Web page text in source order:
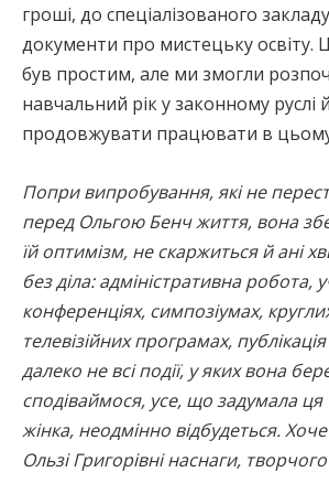
гроші, до спеціалізованого
документи про мистецьку освіту.
був простим, але ми змогли
навчальний рік у законному руслі
продовжувати працювати в
Попри випробування, які не
перед Ольгою Бенч життя, вона
їй оптимізм, не скаржиться й ані
без діла: адміністративна робота,
конференціях, симпозіумах,
телевізійних програмах,
далеко не всі події, у яких вона
сподіваймося, усе, що задумала ця
жінка, неодмінно відбудеться.
Ользі Григорівні наснаги,